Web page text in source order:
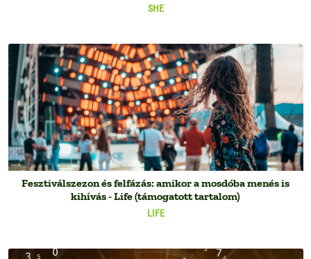
SHE
LIFE
Fesztiválszezon és felfázás: amikor a mosdóba menés is
kihívás - Life (támogatott tartalom)